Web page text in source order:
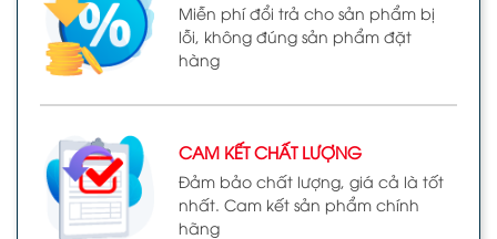
Miễn phí đổi trả cho sản phẩm bị
lỗi, không đúng sản phẩm đặt
hàng
CAM KẾT CHẤT LƯỢNG
Đảm bảo chất lượng, giá cả là tốt
nhất. Cam kết sản phẩm chính
hãng